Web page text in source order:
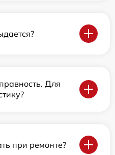
Для
при ремонте?